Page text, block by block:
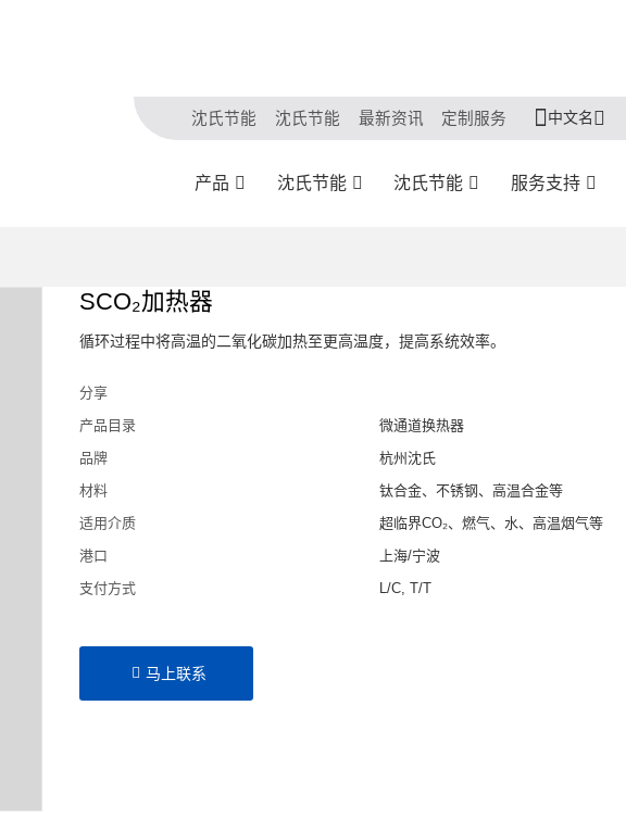
沈氏节能 沈氏节能 最新资讯 定制服务 中文名
产品 沈氏节能 沈氏节能 服务支持
SCO₂加热器
循环过程中将高温的二氧化碳加热至更高温度，提高系统效率。
分享
产品目录
微通道换热器
品牌
杭州沈氏
材料
钛合金、不锈钢、高温合金等
适用介质
超临界CO₂、燃气、水、高温烟气等
港口
上海/宁波
支付方式
L/C, T/T
马上联系